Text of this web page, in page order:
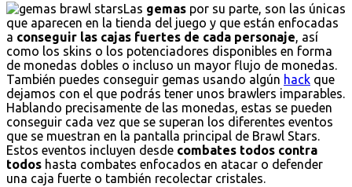
Las gemas por su parte, son las únicas
que aparecen en la tienda del juego y que están enfocadas
a conseguir las cajas fuertes de cada personaje , así
como los skins o los potenciadores disponibles en forma
de monedas dobles o incluso un mayor flujo de monedas.
También puedes conseguir gemas usando algún hack que
dejamos con el que podrás tener unos brawlers imparables.
Hablando precisamente de las monedas, estas se pueden
conseguir cada vez que se superan los diferentes eventos
que se muestran en la pantalla principal de Brawl Stars.
Estos eventos incluyen desde combates todos contra
todos hasta combates enfocados en atacar o defender
una caja fuerte o también recolectar cristales.